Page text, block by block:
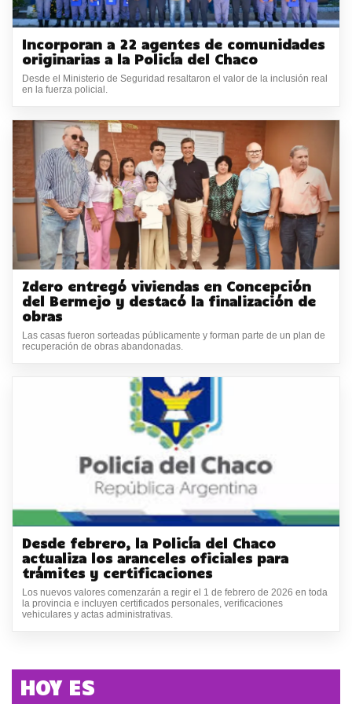
Incorporan a 22 agentes de comunidades
originarias a la Policía del Chaco
Desde el Ministerio de Seguridad resaltaron el valor de la inclusión real
en la fuerza policial.
Zdero entregó viviendas en Concepción
del Bermejo y destacó la finalización de
obras
Las casas fueron sorteadas públicamente y forman parte de un plan de
recuperación de obras abandonadas.
Desde febrero, la Policía del Chaco
actualiza los aranceles oficiales para
trámites y certificaciones
Los nuevos valores comenzarán a regir el 1 de febrero de 2026 en toda
la provincia e incluyen certificados personales, verificaciones
vehiculares y actas administrativas.
HOY ES